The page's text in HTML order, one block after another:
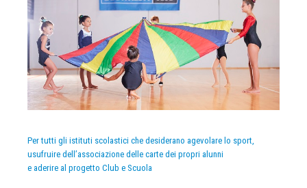
Per tutti gli istituti scolastici che desiderano agevolare lo sport,
usufruire dell’associazione delle carte dei propri alunni
e aderire al progetto Club e Scuola